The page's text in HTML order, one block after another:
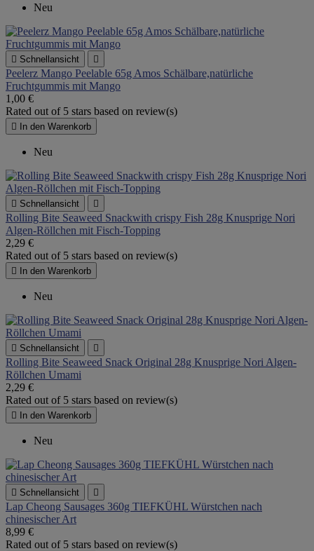
Neu
 Schnellansicht 
Peelerz Mango Peelable 65g Amos Schälbare,natürliche
Fruchtgummis mit Mango
1,00 €
Rated out of 5 stars based on review(s)
 In den Warenkorb
Neu
 Schnellansicht 
Rolling Bite Seaweed Snackwith crispy Fish 28g Knusprige Nori
Algen-Röllchen mit Fisch-Topping
2,29 €
Rated out of 5 stars based on review(s)
 In den Warenkorb
Neu
 Schnellansicht 
Rolling Bite Seaweed Snack Original 28g Knusprige Nori Algen-
Röllchen Umami
2,29 €
Rated out of 5 stars based on review(s)
 In den Warenkorb
Neu
 Schnellansicht 
Lap Cheong Sausages 360g TIEFKÜHL Würstchen nach
chinesischer Art
8,99 €
Rated out of 5 stars based on review(s)